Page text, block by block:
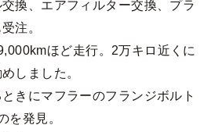
換、エアフィルター交換、プラ
注。
ほど走行。2万キロ近くに
しました。
きにマフラーのフランジボルト
を発見。